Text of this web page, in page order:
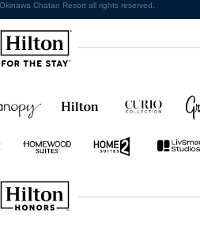
Chatan Resort all rights reserved.
Hilton
Hotels
&
Collection
Suites by
Hilton
Suites
by
Hilton Honors